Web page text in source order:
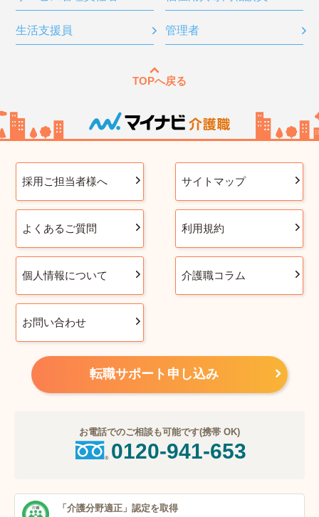
生活支援員 管理者
TOPへ戻る
採用ご担当者様へ サイトマップ
よくあるご質問 利用規約
個人情報について 介護職コラム
お問い合わせ
転職サポート申し込み
お電話でのご相談も可能です(携帯 OK)
0120-941-653
「介護分野適正」 認定を取得